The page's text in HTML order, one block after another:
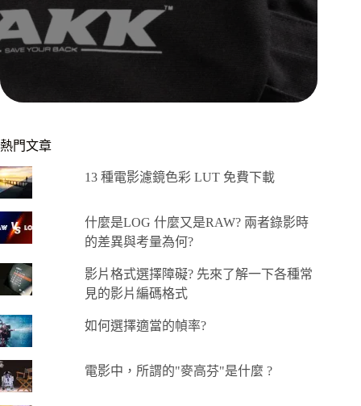
熱門文章
13 種電影濾鏡色彩 LUT 免費下載
什麼是LOG 什麼又是RAW? 兩者錄影時
的差異與考量為何?
影片格式選擇障礙? 先來了解一下各種常
見的影片編碼格式
如何選擇適當的幀率?
電影中，所謂的"麥高芬"是什麼 ?